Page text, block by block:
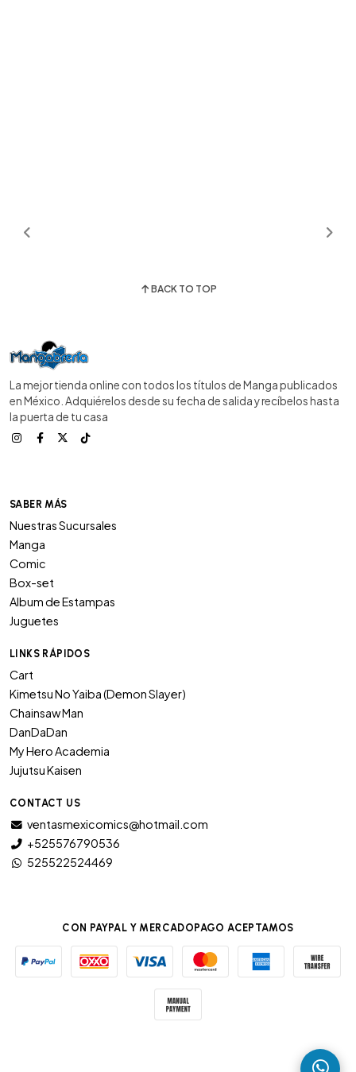
BACK TO TOP
La mejor tienda online con todos los títulos de Manga publicados
en México. Adquiérelos desde su fecha de salida y recíbelos hasta
la puerta de tu casa
SABER MÁS
Nuestras Sucursales
Manga
Comic
Box-set
Album de Estampas
Juguetes
LINKS RÁPIDOS
Cart
Kimetsu No Yaiba (Demon Slayer)
Chainsaw Man
DanDaDan
My Hero Academia
Jujutsu Kaisen
CONTACT US
ventasmexicomics@hotmail.com
+525576790536
525522524469
CON PAYPAL Y MERCADOPAGO ACEPTAMOS